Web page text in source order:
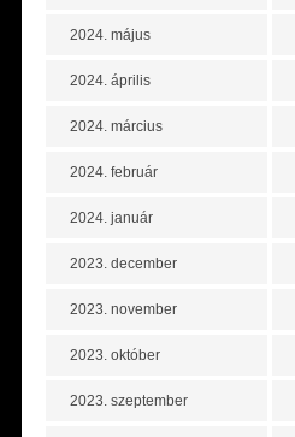
2024. május
2024. április
2024. március
2024. február
2024. január
2023. december
2023. november
2023. október
2023. szeptember